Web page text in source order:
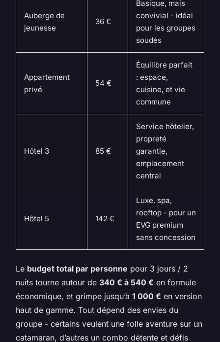
Auberge de
jeunesse
36 €
Basique, mais
convivial - idéal
pour les groupes
soudés
Appartement
privé
54 €
Équilibre parfait
: espace,
cuisine, et vie
commune
Hôtel 3 85 €
Service hôtelier,
propreté
garantie,
emplacement
central
Hôtel 5 142 €
Luxe, spa,
rooftop - pour un
EVG premium
sans concession
Le budget total par personne pour 3 jours / 2
nuits tourne autour de 340 € à 540 € en formule
économique, et grimpe jusqu’à 1 000 € en version
haut de gamme. Tout dépend des envies du
groupe - certains veulent une folle aventure sur un
catamaran, d’autres un combo détente et défis